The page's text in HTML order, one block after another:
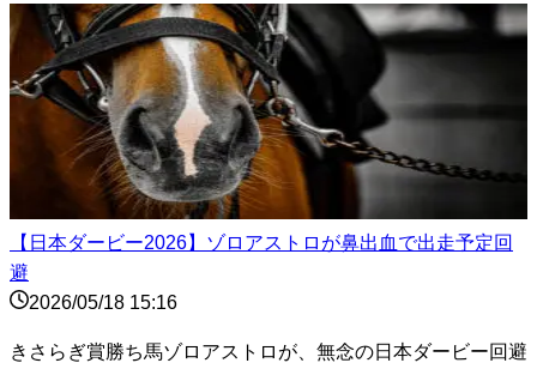
【日本ダービー2026】ゾロアストロが鼻出血で出走予定回
避
2026/05/18 15:16
きさらぎ賞勝ち馬ゾロアストロが、無念の日本ダービー回避